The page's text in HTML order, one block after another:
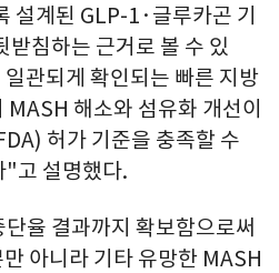
설계된 GLP-1·글루카곤 기
받침하는 근거로 볼 수 있
관되게 확인되는 빠른 지방
해소와 섬유화 개선이
허가 기준을 충족할 수
"고 설명했다.
율 결과까지 확보함으로써
아니라 기타 유망한 MASH